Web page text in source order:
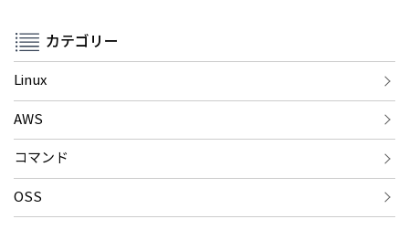
カテゴリー
Linux
AWS
コマンド
OSS